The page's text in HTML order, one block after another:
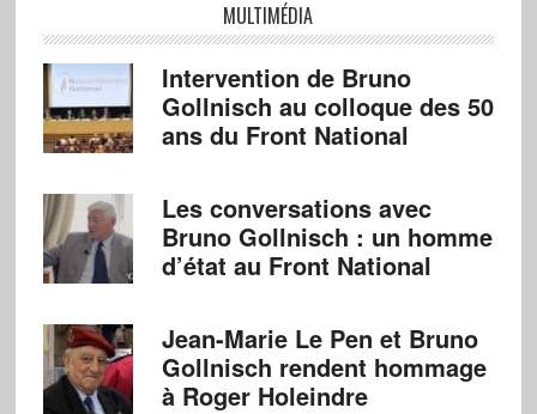
MULTIMÉDIA
Intervention de Bruno
Gollnisch au colloque des 50
ans du Front National
Les conversations avec
Bruno Gollnisch : un homme
d’état au Front National
Jean-Marie Le Pen et Bruno
Gollnisch rendent hommage
à Roger Holeindre